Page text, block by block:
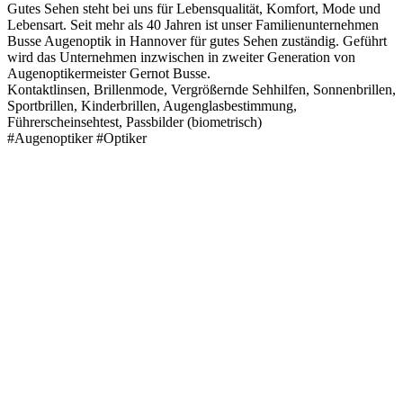
Gutes Sehen steht bei uns für Lebensqualität, Komfort, Mode und
Lebensart. Seit mehr als 40 Jahren ist unser Familienunternehmen
Busse Augenoptik in Hannover für gutes Sehen zuständig. Geführt
wird das Unternehmen inzwischen in zweiter Generation von
Augenoptikermeister Gernot Busse.
Kontaktlinsen, Brillenmode, Vergrößernde Sehhilfen, Sonnenbrillen,
Sportbrillen, Kinderbrillen, Augenglasbestimmung,
Führerscheinsehtest, Passbilder (biometrisch)
#Augenoptiker #Optiker